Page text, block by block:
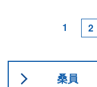
1 2
桑員